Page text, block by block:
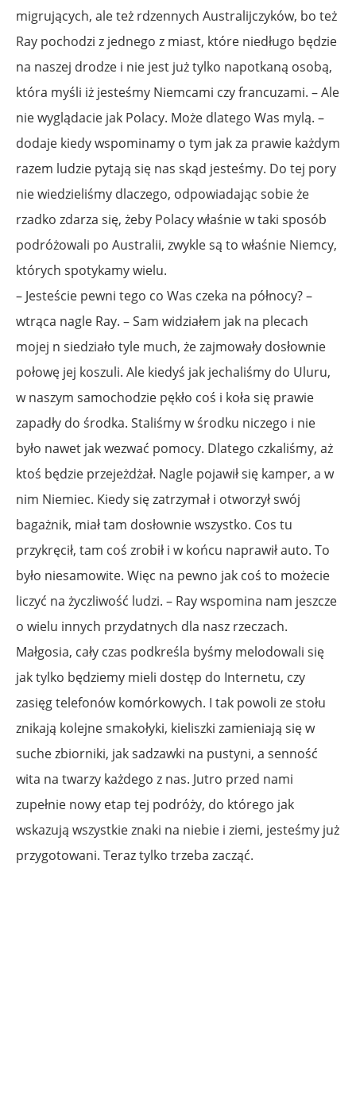
migrujących, ale też rdzennych Australijczyków, bo też
Ray pochodzi z jednego z miast, które niedługo będzie
na naszej drodze i nie jest już tylko napotkaną osobą,
która myśli iż jesteśmy Niemcami czy francuzami. – Ale
nie wyglądacie jak Polacy. Może dlatego Was mylą. –
dodaje kiedy wspominamy o tym jak za prawie każdym
razem ludzie pytają się nas skąd jesteśmy. Do tej pory
nie wiedzieliśmy dlaczego, odpowiadając sobie że
rzadko zdarza się, żeby Polacy właśnie w taki sposób
podróżowali po Australii, zwykle są to właśnie Niemcy,
których spotykamy wielu.
– Jesteście pewni tego co Was czeka na północy? –
wtrąca nagle Ray. – Sam widziałem jak na plecach
mojej n siedziało tyle much, że zajmowały dosłownie
połowę jej koszuli. Ale kiedyś jak jechaliśmy do Uluru,
w naszym samochodzie pękło coś i koła się prawie
zapadły do środka. Staliśmy w środku niczego i nie
było nawet jak wezwać pomocy. Dlatego czkaliśmy, aż
ktoś będzie przejeżdżał. Nagle pojawił się kamper, a w
nim Niemiec. Kiedy się zatrzymał i otworzył swój
bagażnik, miał tam dosłownie wszystko. Cos tu
przykręcił, tam coś zrobił i w końcu naprawił auto. To
było niesamowite. Więc na pewno jak coś to możecie
liczyć na życzliwość ludzi. – Ray wspomina nam jeszcze
o wielu innych przydatnych dla nasz rzeczach.
Małgosia, cały czas podkreśla byśmy melodowali się
jak tylko będziemy mieli dostęp do Internetu, czy
zasięg telefonów komórkowych. I tak powoli ze stołu
znikają kolejne smakołyki, kieliszki zamieniają się w
suche zbiorniki, jak sadzawki na pustyni, a senność
wita na twarzy każdego z nas. Jutro przed nami
zupełnie nowy etap tej podróży, do którego jak
wskazują wszystkie znaki na niebie i ziemi, jesteśmy już
przygotowani. Teraz tylko trzeba zacząć.